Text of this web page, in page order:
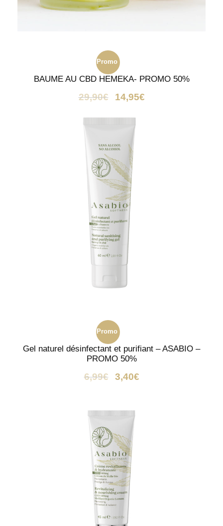
Promo
!
BAUME AU CBD HEMEKA- PROMO 50%
29,90€ 14,95€
Promo
!
Gel naturel désinfectant et purifiant – ASABIO –
PROMO 50%
6,99€ 3,40€